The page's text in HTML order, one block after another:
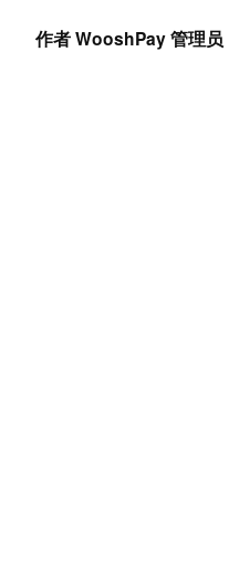
作者WooshPay 管理员